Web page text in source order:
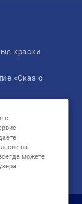
краски
«Сказ о
флаг
с
на
можете